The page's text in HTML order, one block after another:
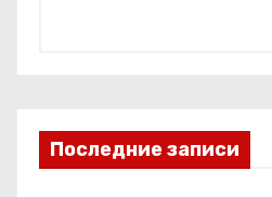
Последние записи